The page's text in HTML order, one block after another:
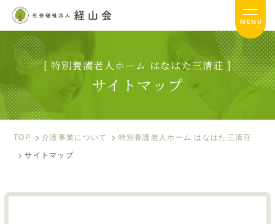
はなはた三清荘TOP
サービス内容
入居のご案内
施設ブログ
お便り
MENU
[ 特別養護老人ホーム はなはた三清荘 ]
サイトマップ
TOP 介護事業について 特別養護老人ホーム はなはた三清荘
サイトマップ